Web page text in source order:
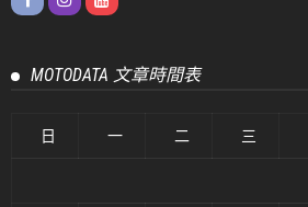
MOTODATA 文章時間表
日 一 二 三